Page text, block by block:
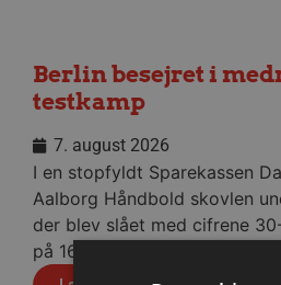
Berlin besejret i
testkamp
7. august 2026
I en stopfyldt Sparekassen
Aalborg Håndbold skovlen
der blev slået med cifrene
på 16-12.